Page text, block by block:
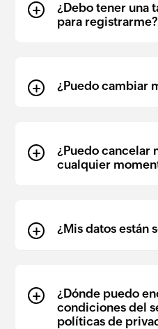
¿Debo tener una
para registrarme?
¿Puedo cambiar
¿Puedo cancelar
cualquier
¿Mis datos están
¿Dónde puedo
condiciones del
políticas de